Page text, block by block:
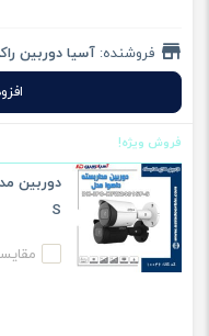
فروشنده: آسیا دوربین
فروش ویژه!
S